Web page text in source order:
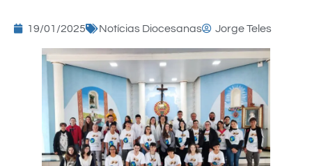
19/01/2025 Notícias Diocesanas Jorge Teles